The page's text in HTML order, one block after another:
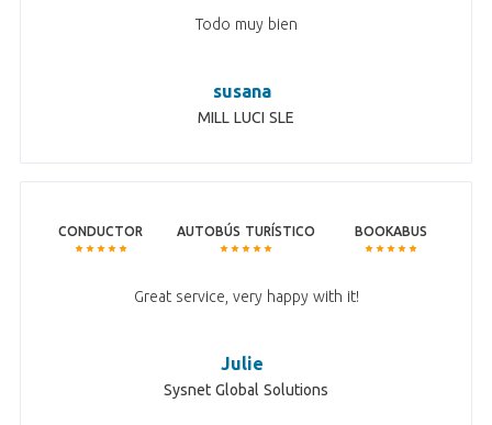
Todo muy bien
susana
MILL LUCI SLE
CONDUCTOR AUTOBÚS TURÍSTICO BOOKABUS
Great service, very happy with it!
Julie
Sysnet Global Solutions